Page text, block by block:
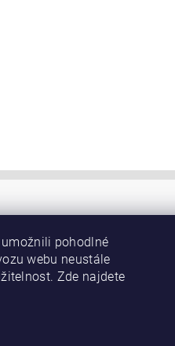
pohodlné
webu neustále
Zde najdete